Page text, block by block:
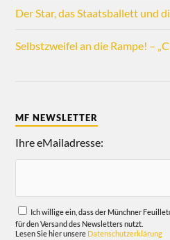
Der Star, das Staatsballett und
Selbstzweifel an die Rampe! –
MF NEWSLETTER
Ihre eMailadresse:
Ich willige ein, dass der Münchner
für den Versand des Newsletters nutzt.
Lesen Sie hier unsere Datenschutzerklärung